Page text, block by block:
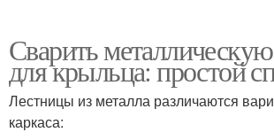
Сварить
для крыльца: простой
Лестницы из металла различаются
каркаса: